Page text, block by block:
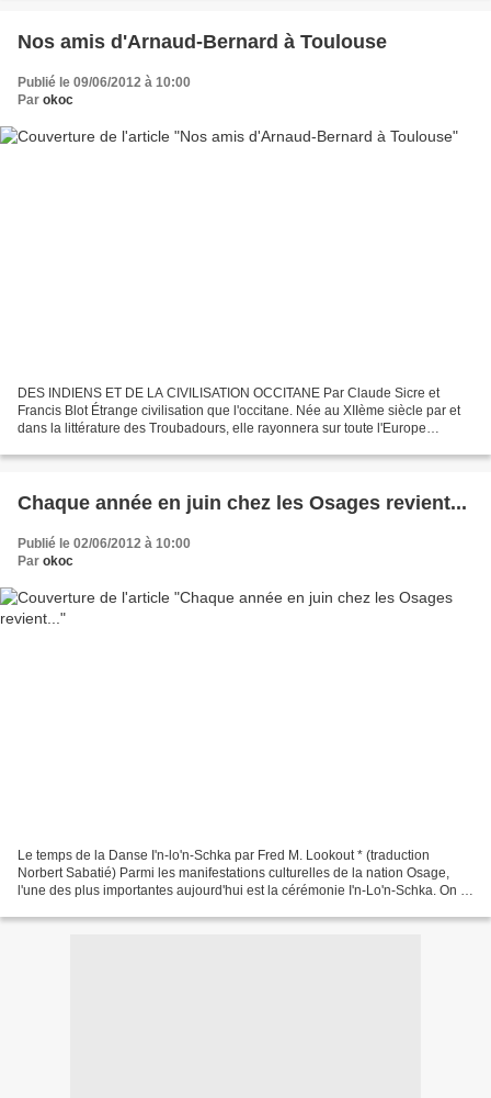
Nos amis d'Arnaud-Bernard à Toulouse
Publié le 09/06/2012 à 10:00
Par okoc
DES INDIENS ET DE LA CIVILISATION OCCITANE Par Claude Sicre et
Francis Blot Étrange civilisation que l'occitane. Née au XIIème siècle par et
dans la littérature des Troubadours, elle rayonnera sur toute l'Europe
Chaque année en juin chez les Osages revient...
Publié le 02/06/2012 à 10:00
Par okoc
Le temps de la Danse I'n-lo'n-Schka par Fred M. Lookout * (traduction
Norbert Sabatié) Parmi les manifestations culturelles de la nation Osage,
l'une des plus importantes aujourd'hui est la cérémonie I'n-Lo'n-Schka. On a